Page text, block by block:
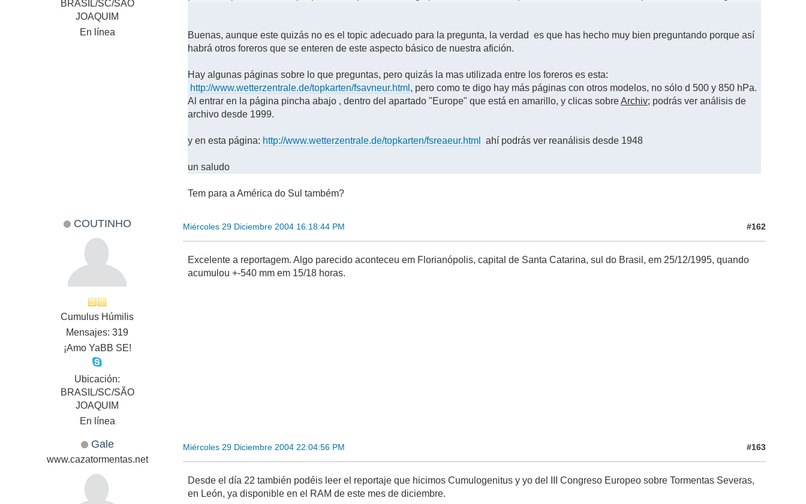
BRASIL/SC/SÃO
JOAQUIM
En línea
Buenas, aunque este quizás no es el topic adecuado para la pregunta, la verdad es que has hecho muy bien preguntando porque así
habrá otros foreros que se enteren de este aspecto básico de nuestra afición.
Hay algunas páginas sobre lo que preguntas, pero quizás la mas utilizada entre los foreros es esta:
http://www.wetterzentrale.de/topkarten/fsavneur.html , pero como te digo hay más páginas con otros modelos, no sólo d 500 y 850 hPa.
Al entrar en la página pincha abajo , dentro del apartado "Europe" que está en amarillo, y clicas sobreArchiv; podrás ver análisis de
archivo desde 1999.
y en esta página: http://www.wetterzentrale.de/topkarten/fsreaeur.html ahí podrás ver reanálisis desde 1948
un saludo
Tem para a América do Sul também?
COUTINHO
Cumulus Húmilis
Mensajes: 319
¡Amo YaBB SE!
Ubicación:
BRASIL/SC/SÃO
JOAQUIM
En línea
Miércoles 29 Diciembre 2004 16:18:44 PM #162
Excelente a reportagem. Algo parecido aconteceu em Florianópolis, capital de Santa Catarina, sul do Brasil, em 25/12/1995, quando
acumulou +-540 mm em 15/18 horas.
Gale
www.cazatormentas.net
Miércoles 29 Diciembre 2004 22:04:56 PM #163
Desde el día 22 también podéis leer el reportaje que hicimos Cumulogenitus y yo del III Congreso Europeo sobre Tormentas Severas,
en León, ya disponible en el RAM de este mes de diciembre.